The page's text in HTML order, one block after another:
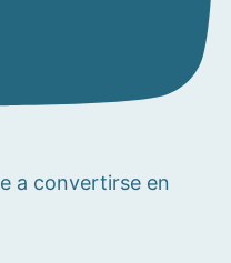
a convertirse en